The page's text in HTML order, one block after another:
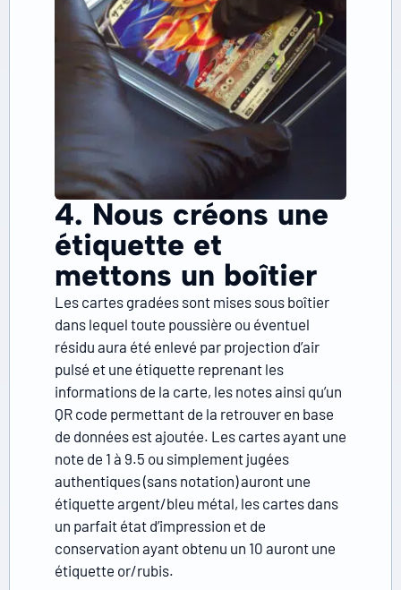
4. Nous créons une
étiquette et
mettons un boîtier
Les cartes gradées sont mises sous boîtier
dans lequel toute poussière ou éventuel
résidu aura été enlevé par projection d’air
pulsé et une étiquette reprenant les
informations de la carte, les notes ainsi qu’un
QR code permettant de la retrouver en base
de données est ajoutée. Les cartes ayant une
note de 1 à 9.5 ou simplement jugées
authentiques (sans notation) auront une
étiquette argent/bleu métal, les cartes dans
un parfait état d’impression et de
conservation ayant obtenu un 10 auront une
étiquette or/rubis.